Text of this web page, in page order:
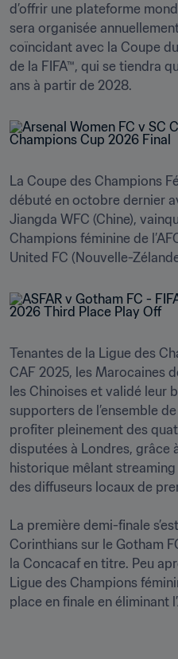
d’offrir une plateforme
sera organisée
coïncidant avec la Coupe
de la FIFA™, qui se tiendra
ans à partir de 2028.
La Coupe des Champions
débuté en octobre dernier
Jiangda WFC (Chine),
Champions féminine de
United FC (Nouvelle-
Tenantes de la Ligue des
CAF 2025, les Marocaines
les Chinoises et validé leur
supporters de l’ensemble
profiter pleinement des
disputées à Londres, grâce
historique mêlant
des diffuseurs locaux de
La première demi-finale
Corinthians sur le Gotham
la Concacaf en titre. Peu
Ligue des Champions
place en finale en éliminant